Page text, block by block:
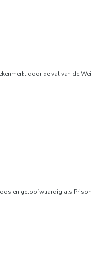
door de val van de
en geloofwaardig als